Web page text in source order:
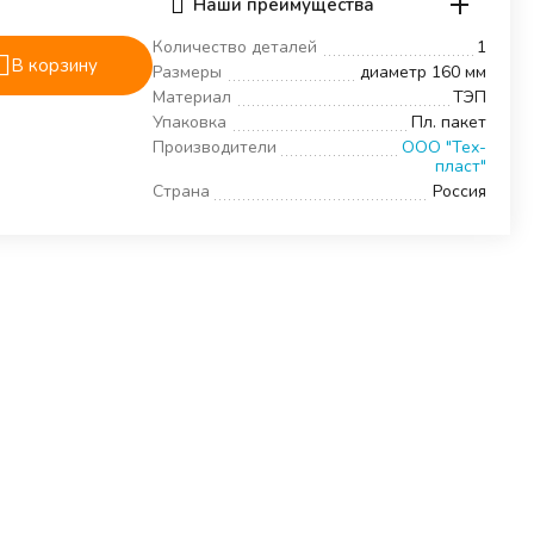
В корзину
Количество деталей
1
Размеры
диаметр 160 мм
Материал
ТЭП
Упаковка
Пл. пакет
Производители
ООО "Тех-
пласт"
Страна
Россия